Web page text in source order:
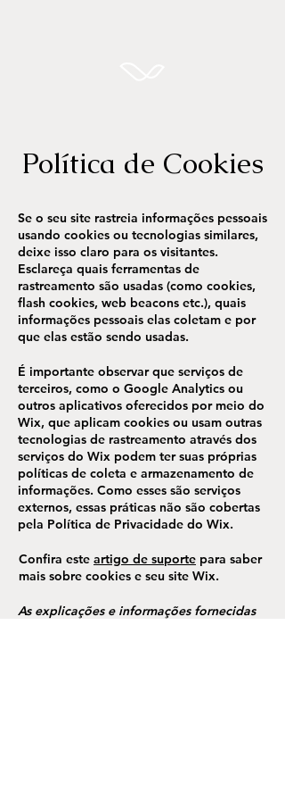
Política de Cookies
Se o seu site rastreia informações pessoais
usando cookies ou tecnologias similares,
deixe isso claro para os visitantes.
Esclareça quais ferramentas de
rastreamento são usadas (como cookies,
flash cookies, web beacons etc.), quais
informações pessoais elas coletam e por
que elas estão sendo usadas.
É importante observar que serviços de
terceiros, como o Google Analytics ou
outros aplicativos oferecidos por meio do
Wix, que aplicam cookies ou usam outras
tecnologias de rastreamento através dos
serviços do Wix podem ter suas próprias
políticas de coleta e armazenamento de
informações. Como esses são serviços
externos, essas práticas não são cobertas
pela Política de Privacidade do Wix.
Confira este artigo de suporte para saber
mais sobre cookies e seu site Wix.
As explicações e informações fornecidas